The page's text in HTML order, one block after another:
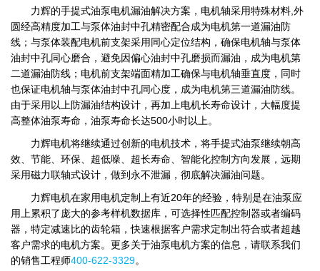
力辉的手提式油泵电机漏油解决方案，电机轴采用特殊材料,外
圆经高精度加工与泵体油封中孔精密配合成为电机第一道漏油防
线；与泵体装配电机前支架采用同心定位结构，确保电机轴与泵体
油封中孔同心磨合，避免因偏心油封中孔磨损而漏油，成为电机第
二道漏油防线；电机前支架端面精加工确保与电机轴垂直度，同时
也保证电机轴与泵体油封中孔同心度，成为电机第三道漏油防线。
由于采用以上防漏油结构设计，再加上电机长寿命设计，大幅度提
高整体油泵寿命，油泵寿命长达500小时以上。
力辉电机将继续通过创新的电机技术，将手提式油泵继续朝高
效、节能、环保、超低噪、超长寿命、智能化控制方向发展，远期
采用磁力联轴式设计，做到永不泄漏，彻底解决漏油问题。
力辉电机在家用电机定制上有近20年的经验，特别是在油泵应
用上累积了庞大的参考样机数据库，可选择性匹配控制器或者编码
器，特定减速比的齿轮箱，快速根据客户需求定制出符合或者超越
客户需求的电机方案。更多关于油泵电机方案的信息，请联系我们
的销售工程师400-622-3329。